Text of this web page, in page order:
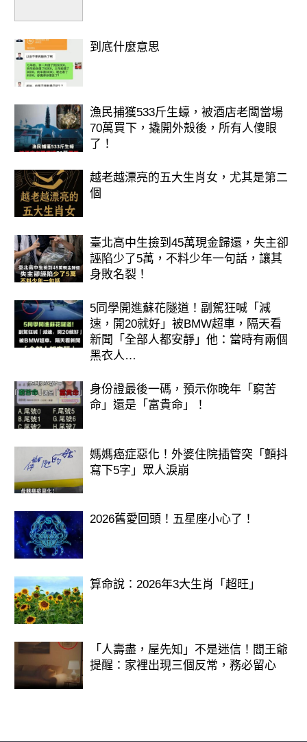
到底什麼意思
漁民捕獲533斤生蠔，被酒店老闆當場
70萬買下，撬開外殼後，所有人傻眼
了！
越老越漂亮的五大生肖女，尤其是第二
個
臺北高中生撿到45萬現金歸還，失主卻
誣陷少了5萬，不料少年一句話，讓其
身敗名裂！
5同學開進蘇花隧道！副駕狂喊「減
速，開20就好」被BMW超車，隔天看
新聞「全部人都安靜」他：當時有兩個
黑衣人…
身份證最後一碼，預示你晚年「窮苦
命」還是「富貴命」！
媽媽癌症惡化！外婆住院插管突「顫抖
寫下5字」眾人淚崩
2026舊愛回頭！五星座小心了！
算命說：2026年3大生肖「超旺」
「人壽盡，屋先知」不是迷信！閻王爺
提醒：家裡出現三個反常，務必留心